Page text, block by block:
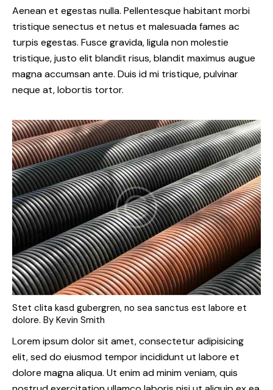
Aenean et egestas nulla. Pellentesque habitant morbi
tristique senectus et netus et malesuada fames ac
turpis egestas. Fusce gravida, ligula non molestie
tristique, justo elit blandit risus, blandit maximus augue
magna accumsan ante. Duis id mi tristique, pulvinar
neque at, lobortis tortor.
Stet clita kasd gubergren, no sea sanctus est labore et
dolore. By Kevin Smith
Lorem ipsum dolor sit amet, consectetur adipisicing
elit, sed do eiusmod tempor incididunt ut labore et
dolore magna aliqua. Ut enim ad minim veniam, quis